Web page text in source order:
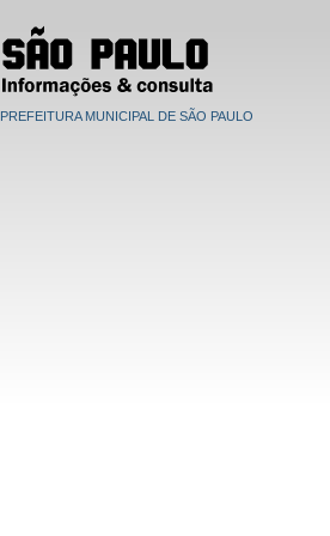
PREFEITURA MUNICIPAL DE SÃO PAULO